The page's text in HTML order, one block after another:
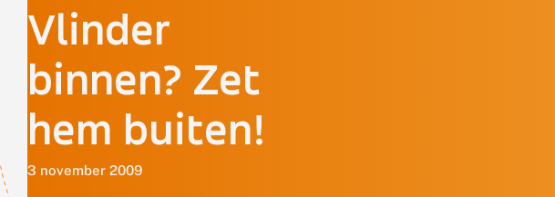
Vlinder
binnen? Zet
hem buiten!
3 november 2009